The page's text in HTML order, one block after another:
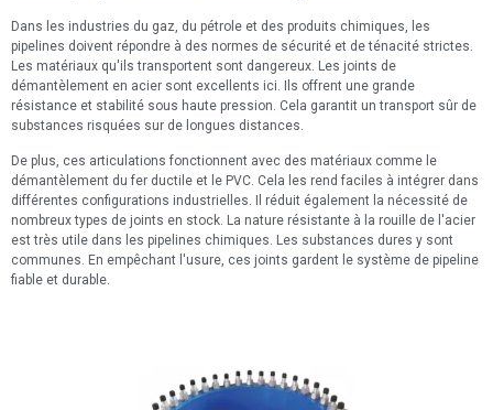
Dans les industries du gaz, du pétrole et des produits chimiques, les
pipelines doivent répondre à des normes de sécurité et de ténacité strictes.
Les matériaux qu'ils transportent sont dangereux. Les joints de
démantèlement en acier sont excellents ici. Ils offrent une grande
résistance et stabilité sous haute pression. Cela garantit un transport sûr de
substances risquées sur de longues distances.
De plus, ces articulations fonctionnent avec des matériaux comme le
démantèlement du fer ductile et le PVC. Cela les rend faciles à intégrer dans
différentes configurations industrielles. Il réduit également la nécessité de
nombreux types de joints en stock. La nature résistante à la rouille de l'acier
est très utile dans les pipelines chimiques. Les substances dures y sont
communes. En empêchant l'usure, ces joints gardent le système de pipeline
fiable et durable.